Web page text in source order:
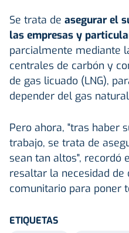
Se trata de asegurar el
las empresas y
parcialmente mediante
centrales de carbón y
de gas licuado (LNG),
depender del gas
Pero ahora, "tras haber
trabajo, se trata de
sean tan altos", recordó
resaltar la necesidad de
comunitario para poner
ETIQUETAS